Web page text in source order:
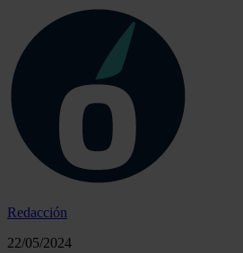
Redacción
22/05/2024